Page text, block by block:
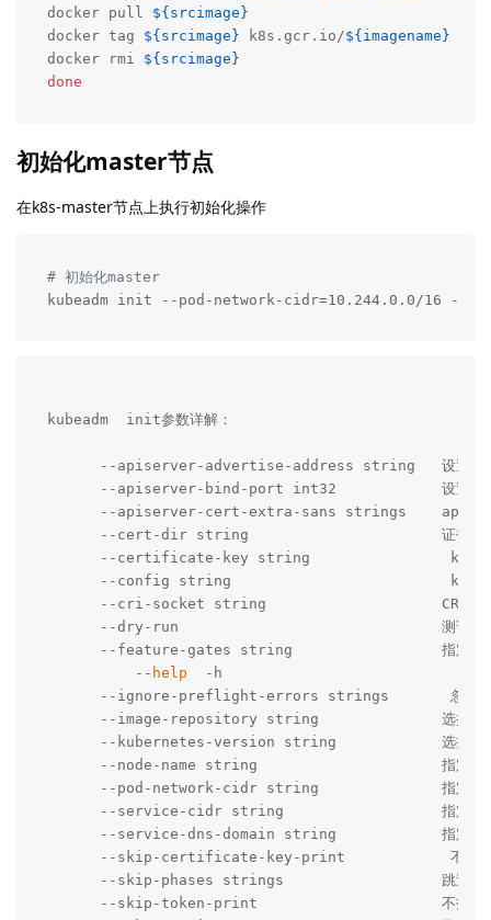
docker pull ${srcimage}
docker tag ${srcimage} k8s.gcr.io/${imagename}
docker rmi ${srcimage}
done
初始化master节点
在k8s-master节点上执行初始化操作
# 初始化master
kubeadm init --pod-network-cidr=10.244.0.0/16 --
kubeadm  init参数详解：
--apiserver-advertise-address string   设置
--apiserver-bind-port int32            设置
--apiserver-cert-extra-sans strings    api证书
--cert-dir string                      证书存
--certificate-key string
--config string
--cri-socket string                    CRI
--dry-run                              测试，并
--feature-gates string                 指定启
  	  --
help
-h                             帮
--ignore-preflight-errors strings       忽略前
--image-repository string              选择
--kubernetes-version string            选择
--node-name string                     指定
--pod-network-cidr string              指定 pod
--service-cidr string                  指定
--service-dns-domain string            指定
--skip-certificate-key-print            不打
--skip-phases strings                  跳过指
--skip-token-print                     不打